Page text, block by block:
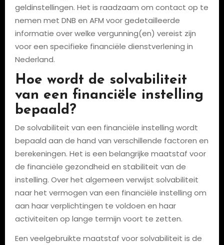
geldinstellingen. Het is raadzaam om contact op te
nemen met DNB en AFM voor gedetailleerde
informatie over welke vergunning(en) vereist zijn
voor een specifieke financiële dienstverlening in
Nederland.
Hoe wordt de solvabiliteit
van een financiële instelling
bepaald?
De solvabiliteit van een financiële instelling wordt
bepaald aan de hand van verschillende factoren en
berekeningen. Het is een belangrijke maatstaf voor
de financiële gezondheid en stabiliteit van de
instelling. Over het algemeen verwijst solvabiliteit
naar het vermogen van een financiële instelling om
aan haar verplichtingen te voldoen en haar
activiteiten op lange termijn voort te zetten.
Een veelgebruikte maatstaf voor solvabiliteit is de